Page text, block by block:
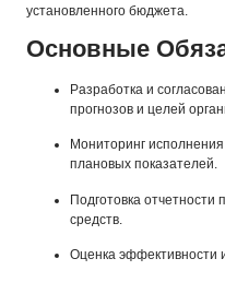
установленного бюджета.
Основные
Разработка и
прогнозов и целей
Мониторинг
плановых показателей.
Подготовка
средств.
Оценка эффективности